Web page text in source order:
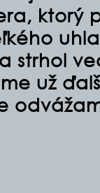
ktorý
strhol
už